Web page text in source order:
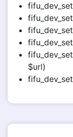
$url)